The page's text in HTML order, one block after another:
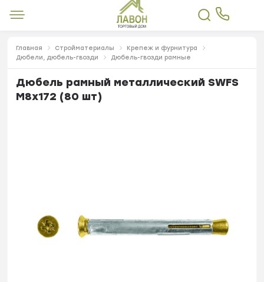
Главная Стройматериалы
Крепеж и фурнитура
Дюбели, дюбель-гвозди
Дюбель-гвозди рамные
Дюбель рамный металлический SWFS
М8х172 (80 шт)